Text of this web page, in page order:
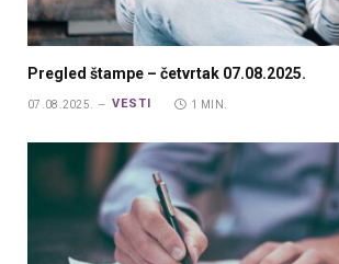
Pregled štampe – četvrtak 07.08.2025.
07.08.2025. VESTI 1 MIN.